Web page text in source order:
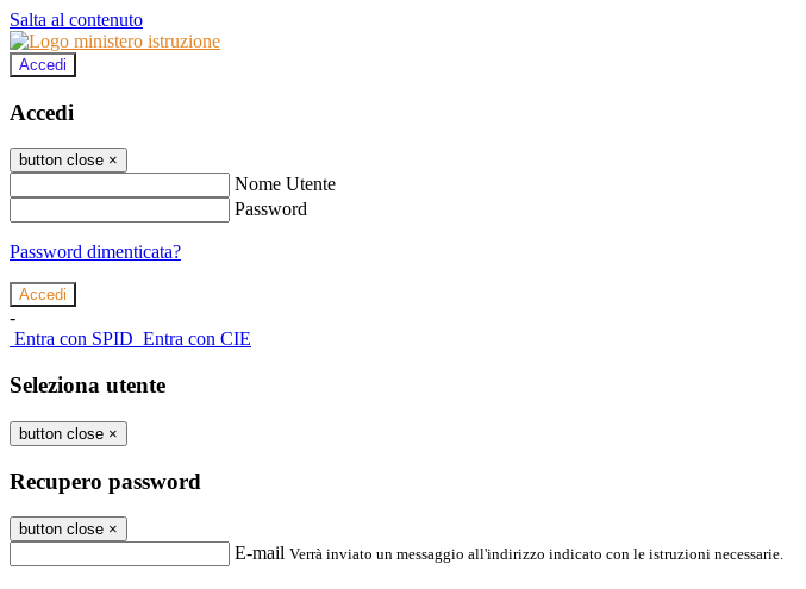
Salta al contenuto
Accedi
Accedi
button close ×
Nome Utente
Password
Password dimenticata?
-
Entra con SPID Entra con CIE
Seleziona utente
button close ×
Recupero password
button close ×
E-mail Verrà inviato un messaggio all'indirizzo indicato con le istruzioni necessarie.